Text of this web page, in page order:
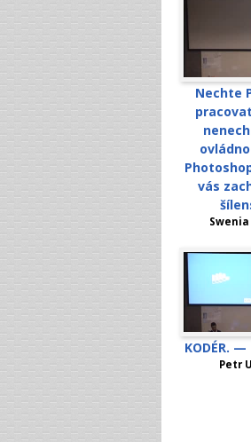
Nechte
vás
KODÉR.
Petr